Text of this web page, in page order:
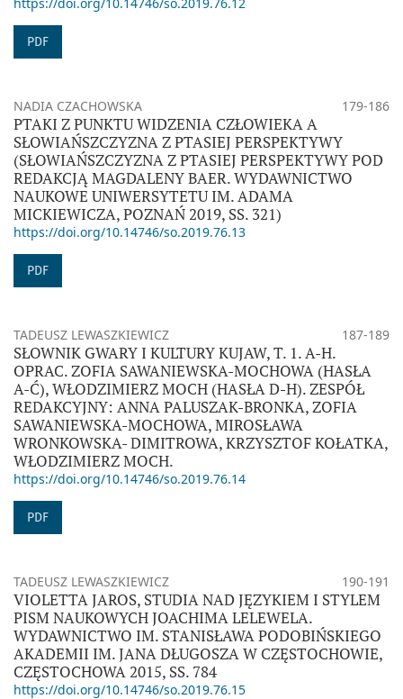
PDF
NADIA CZACHOWSKA 179-186
PTAKI Z PUNKTU WIDZENIA CZŁOWIEKA A
SŁOWIAŃSZCZYZNA Z PTASIEJ PERSPEKTYWY
(SŁOWIAŃSZCZYZNA Z PTASIEJ PERSPEKTYWY POD
REDAKCJĄ MAGDALENY BAER. WYDAWNICTWO
NAUKOWE UNIWERSYTETU IM. ADAMA
MICKIEWICZA, POZNAŃ 2019, SS. 321)
https://doi.org/10.14746/so.2019.76.13
PDF
TADEUSZ LEWASZKIEWICZ 187-189
SŁOWNIK GWARY I KULTURY KUJAW, T. 1. A-H.
OPRAC. ZOFIA SAWANIEWSKA-MOCHOWA (HASŁA
A-Ć), WŁODZIMIERZ MOCH (HASŁA D-H). ZESPÓŁ
REDAKCYJNY: ANNA PALUSZAK-BRONKA, ZOFIA
SAWANIEWSKA-MOCHOWA, MIROSŁAWA
WRONKOWSKA- DIMITROWA, KRZYSZTOF KOŁATKA,
WŁODZIMIERZ MOCH.
https://doi.org/10.14746/so.2019.76.14
PDF
TADEUSZ LEWASZKIEWICZ 190-191
VIOLETTA JAROS, STUDIA NAD JĘZYKIEM I STYLEM
PISM NAUKOWYCH JOACHIMA LELEWELA.
WYDAWNICTWO IM. STANISŁAWA PODOBIŃSKIEGO
AKADEMII IM. JANA DŁUGOSZA W CZĘSTOCHOWIE,
CZĘSTOCHOWA 2015, SS. 784
https://doi.org/10.14746/so.2019.76.15